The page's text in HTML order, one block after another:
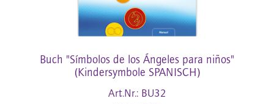
Buch "Símbolos de los Ángeles para niños"
(Kindersymbole SPANISCH)
Art.Nr.: BU32